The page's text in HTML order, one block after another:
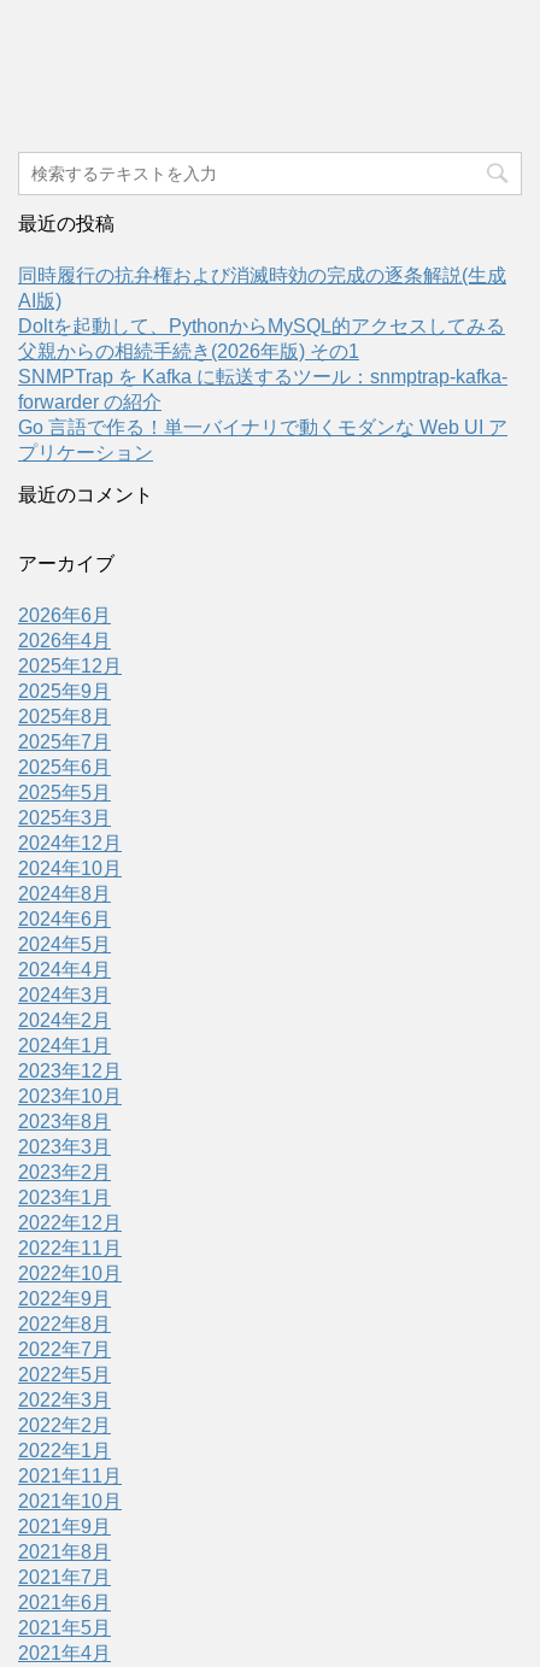
最近の投稿
同時履行の抗弁権および消滅時効の完成の逐条解説(生成
AI版)
Doltを起動して、PythonからMySQL的アクセスしてみる
父親からの相続手続き(2026年版) その1
SNMPTrap を Kafka に転送するツール：snmptrap-kafka-
forwarder の紹介
Go 言語で作る！単一バイナリで動くモダンな Web UI ア
プリケーション
最近のコメント
アーカイブ
2026年6月
2026年4月
2025年12月
2025年9月
2025年8月
2025年7月
2025年6月
2025年5月
2025年3月
2024年12月
2024年10月
2024年8月
2024年6月
2024年5月
2024年4月
2024年3月
2024年2月
2024年1月
2023年12月
2023年10月
2023年8月
2023年3月
2023年2月
2023年1月
2022年12月
2022年11月
2022年10月
2022年9月
2022年8月
2022年7月
2022年5月
2022年3月
2022年2月
2022年1月
2021年11月
2021年10月
2021年9月
2021年8月
2021年7月
2021年6月
2021年5月
2021年4月